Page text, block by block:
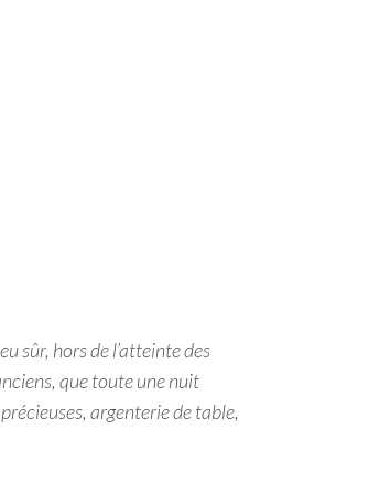
sûr, hors de l’atteinte des
que toute une nuit
argenterie de table,